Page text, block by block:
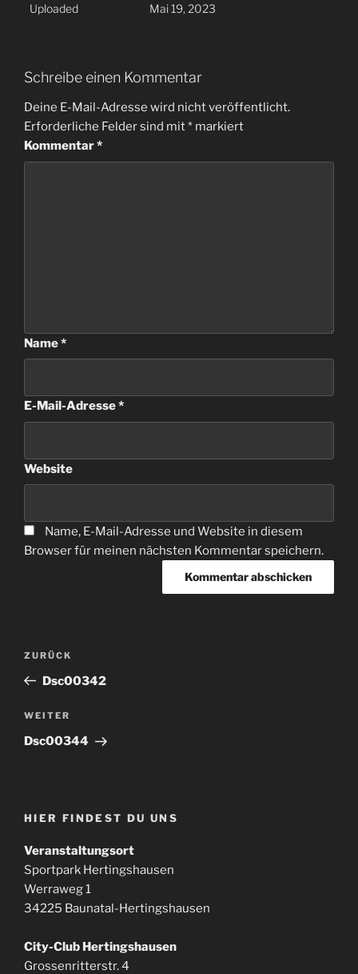
Uploaded
Mai 19, 2023
Schreibe einen Kommentar
Deine E-Mail-Adresse wird nicht veröffentlicht.
Erforderliche Felder sind mit* markiert
Kommentar*
Name*
E-Mail-Adresse*
Website
Name, E-Mail-Adresse und Website in diesem
Browser für meinen nächsten Kommentar speichern.
Beitragsnavigation
Vorheriger
Beitrag
ZURÜCK
Dsc00342
Nächster
Beitrag
WEITER
Dsc00344
HIER FINDEST DU UNS
Veranstaltungsort
Sportpark Hertingshausen
Werraweg 1
34225 Baunatal-Hertingshausen
City-Club Hertingshausen
Grossenritterstr. 4